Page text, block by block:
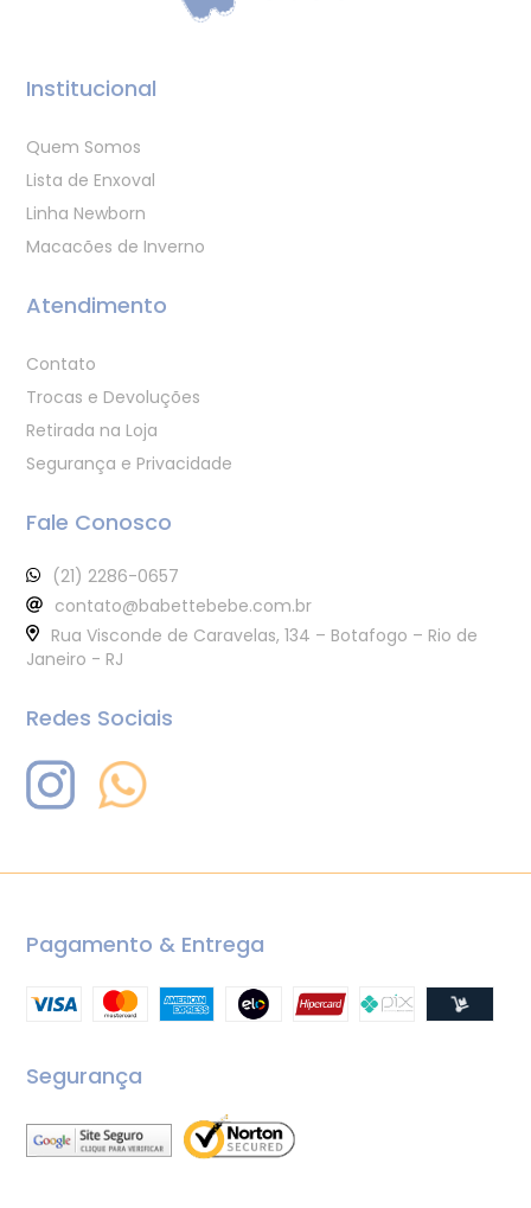
Institucional
Quem Somos
Lista de Enxoval
Linha Newborn
Macacões de Inverno
Atendimento
Contato
Trocas e Devoluções
Retirada na Loja
Segurança e Privacidade
Fale Conosco
(21) 2286-0657
contato@babettebebe.com.br
Rua Visconde de Caravelas, 134 – Botafogo – Rio de
Janeiro - RJ
Redes Sociais
Pagamento & Entrega
Segurança